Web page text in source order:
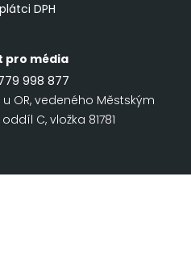
DPH
pro média
998 877
OR, vedeného Městským
C, vložka 81781